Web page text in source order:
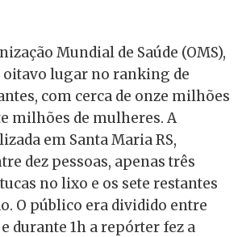
Mundial de Saúde (OMS),
oitavo lugar no ranking de
com cerca de onze milhões
milhões de mulheres. A
em Santa Maria RS,
dez pessoas, apenas três
no lixo e os sete restantes
O público era dividido entre
durante 1h a repórter fez a